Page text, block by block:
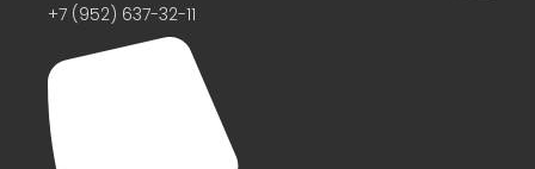
+7 (952) 637-32-11